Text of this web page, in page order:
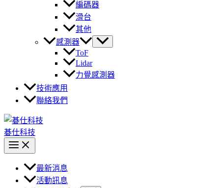
編碼器
滑台
其他
感測器
ToF
Lidar
力覺感測器
技術應用
聯絡我們
碁仕科技
最新消息
活動訊息